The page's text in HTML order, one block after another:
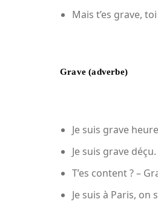
Mais t’es grave,
Grave (adverbe)
Je suis grave
Je suis grave déçu.
T’es content ? –
Je suis à Paris, on